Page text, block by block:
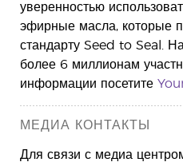
уверенностью
эфирные масла, которые
стандарту Seed to Seal.
более 6 миллионам
информации посетите
МЕДИА КОНТАКТЫ
Для связи с медиа